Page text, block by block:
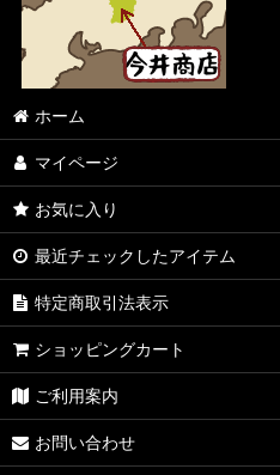
ホーム
マイページ
お気に入り
最近チェックしたアイテム
特定商取引法表示
ショッピングカート
ご利用案内
お問い合わせ